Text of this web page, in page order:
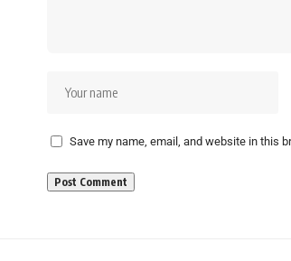
Save my name, email, and website in this